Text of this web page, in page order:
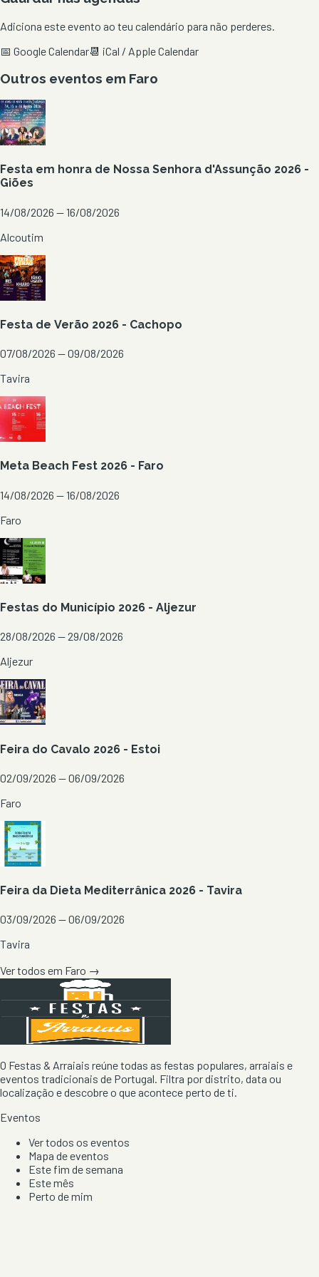
Adiciona este evento ao teu calendário para não perderes.
📅 Google Calendar📆 iCal / Apple Calendar
Outros eventos em Faro
Festa em honra de Nossa Senhora d'Assunção 2026 -
Giões
14/08/2026 — 16/08/2026
Alcoutim
Festa de Verão 2026 - Cachopo
07/08/2026 — 09/08/2026
Tavira
Meta Beach Fest 2026 - Faro
14/08/2026 — 16/08/2026
Faro
Festas do Município 2026 - Aljezur
28/08/2026 — 29/08/2026
Aljezur
Feira do Cavalo 2026 - Estoi
02/09/2026 — 06/09/2026
Faro
Feira da Dieta Mediterrânica 2026 - Tavira
03/09/2026 — 06/09/2026
Tavira
Ver todos em Faro →
O Festas & Arraiais reúne todas as festas populares, arraiais e
eventos tradicionais de Portugal. Filtra por distrito, data ou
localização e descobre o que acontece perto de ti.
Eventos
Ver todos os eventos
Mapa de eventos
Este fim de semana
Este mês
Perto de mim